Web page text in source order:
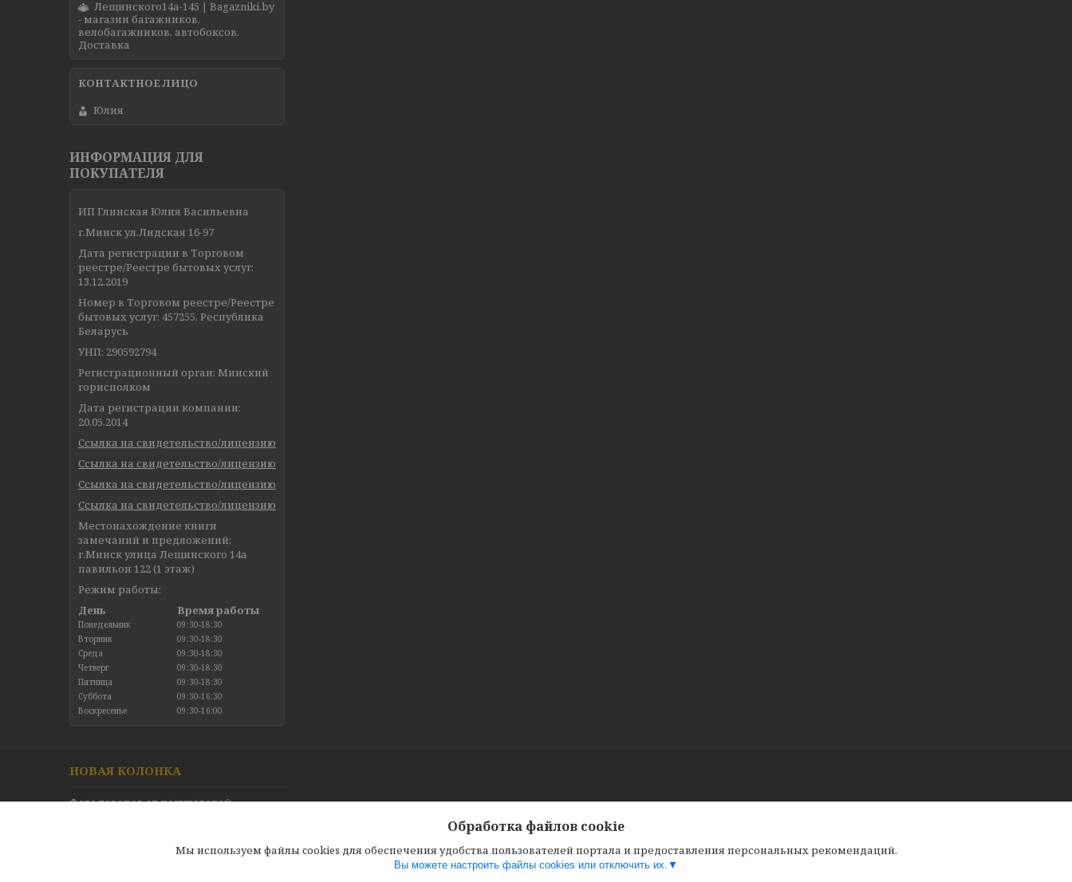
Лещинского14а-145 | Bagazniki.by
- магазин багажников,
велобагажников, автобоксов.
Доставка
Юлия
ИНФОРМАЦИЯ ДЛЯ
ПОКУПАТЕЛЯ
ИП Глинская Юлия Васильевна
г.Минск ул.Лидская 16-97
Дата регистрации в Торговом
реестре/Реестре бытовых услуг:
13.12.2019
Номер в Торговом реестре/Реестре
бытовых услуг: 457255, Республика
Беларусь
УНП: 290592794
Регистрационный орган: Минский
горисполком
Дата регистрации компании:
20.05.2014
Ссылка на свидетельство/лицензию
Ссылка на свидетельство/лицензию
Ссылка на свидетельство/лицензию
Ссылка на свидетельство/лицензию
Местонахождение книги
замечаний и предложений:
г.Минск улица Лещинского 14а
павильон 122 (1 этаж)
Режим работы:
День
Время работы
Понедельник
09:30-18:30
Вторник
09:30-18:30
Среда
09:30-18:30
Четверг
09:30-18:30
Пятница
09:30-18:30
Суббота
09:30-16:30
Воскресенье
09:30-16:00
НОВАЯ КОЛОНКА
Фото товаров от покупателей
Обработка файлов cookie
Мы используем файлы cookies для обеспечения удобства пользователей портала и предоставления персональных рекомендаций.
Вы можете настроить файлы cookies или отключить их.